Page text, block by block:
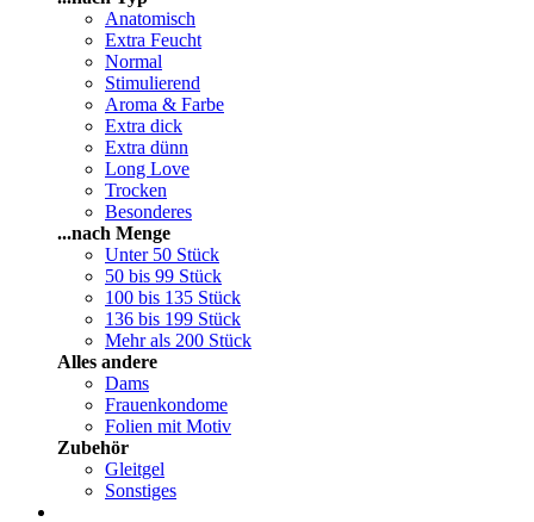
Anatomisch
Extra Feucht
Normal
Stimulierend
Aroma & Farbe
Extra dick
Extra dünn
Long Love
Trocken
Besonderes
...nach Menge
Unter 50 Stück
50 bis 99 Stück
100 bis 135 Stück
136 bis 199 Stück
Mehr als 200 Stück
Alles andere
Dams
Frauenkondome
Folien mit Motiv
Zubehör
Gleitgel
Sonstiges